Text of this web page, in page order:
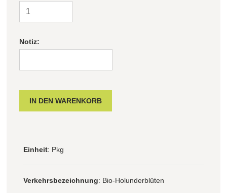
Notiz:
Einheit: Pkg
Verkehrsbezeichnung: Bio-Holunderblüten